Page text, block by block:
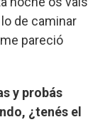
de caminar
pareció
y probás
¿tenés el